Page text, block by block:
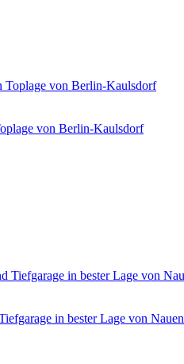
von Berlin-Kaulsdorf
in bester Lage von Nauen